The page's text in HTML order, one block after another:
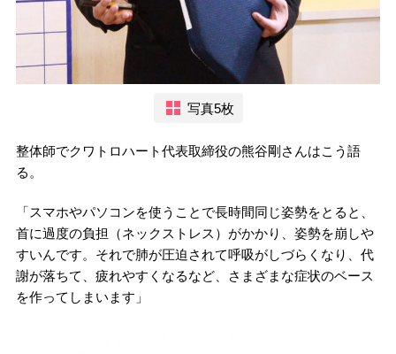
写真5枚
整体師でクワトロハート代表取締役の熊谷剛さんはこう語
る。
「スマホやパソコンを使うことで長時間同じ姿勢をとると、
首に過度の負担（ネックストレス）がかかり、姿勢を崩しや
すいんです。それで肺が圧迫されて呼吸がしづらくなり、代
謝が落ちて、疲れやすくなるなど、さまざまな症状のベース
を作ってしまいます」